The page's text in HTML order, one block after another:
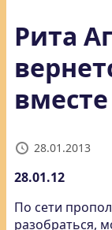
Рита
28.01.2013
28.01.12
По сети
разобраться,